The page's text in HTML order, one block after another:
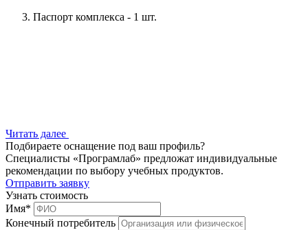
Паспорт комплекса - 1 шт.
Читать далее
Подбираете оснащение под ваш профиль?
Специалисты «Програмлаб» предложат индивидуальные
рекомендации по выбору учебных продуктов.
Отправить заявку
Узнать стоимость
Имя*
Конечный потребитель